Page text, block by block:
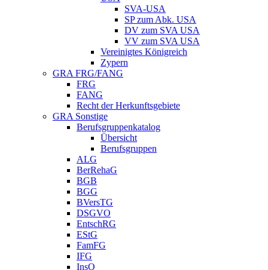
SVA-USA
SP zum Abk. USA
DV zum SVA USA
VV zum SVA USA
Vereinigtes Königreich
Zypern
GRA FRG/FANG
FRG
FANG
Recht der Herkunftsgebiete
GRA Sonstige
Berufsgruppenkatalog
Übersicht
Berufsgruppen
ALG
BerRehaG
BGB
BGG
BVersTG
DSGVO
EntschRG
EStG
FamFG
IFG
InsO